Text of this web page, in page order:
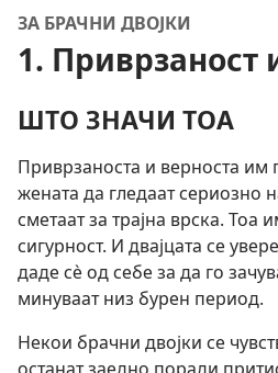
ЗА БРАЧНИ ДВОЈКИ
1. Приврзаност
ШТО ЗНАЧИ ТОА
Приврзаноста и верноста им
жената да гледаат сериозно
сметаат за трајна врска. Тоа
сигурност. И двајцата се
даде сѐ од себе за да го
минуваат низ бурен период.
Некои брачни двојки се